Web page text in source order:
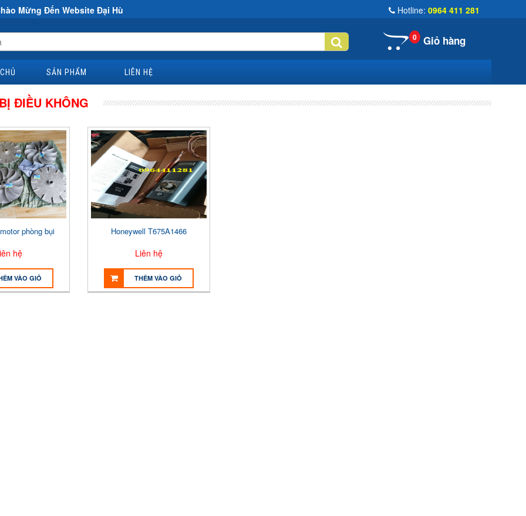
Đến Website Đại Hùng Co Hotline: 0964 411 281
0 Giỏ hàng
SẢN PHẨM LIÊN HỆ
ĐIỀU KHÔNG
phòng bụi
hệ
VÀO GIỎ
Honeywell T675A1466
Liên hệ
THÊM VÀO GIỎ